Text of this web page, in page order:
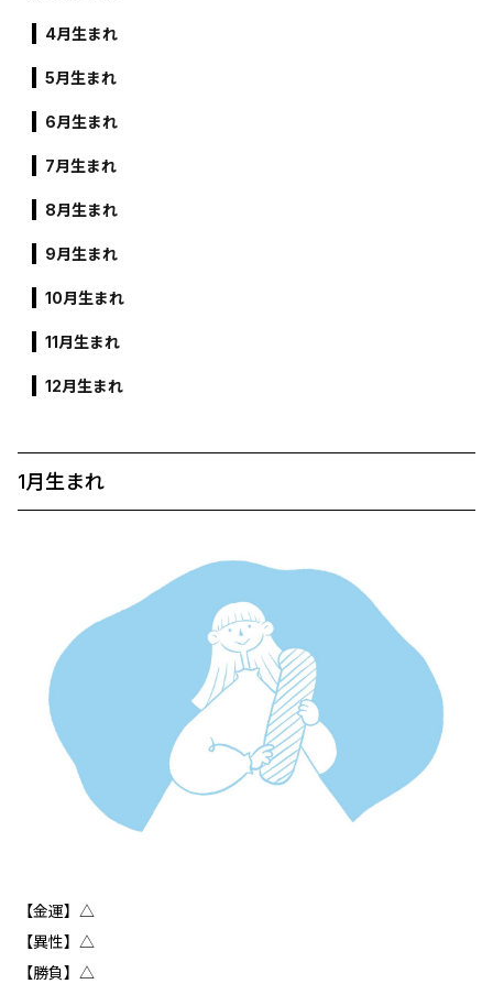
4月生まれ
5月生まれ
6月生まれ
7月生まれ
8月生まれ
9月生まれ
10月生まれ
11月生まれ
12月生まれ
1月生まれ
【金運】△
【異性】△
【勝負】△